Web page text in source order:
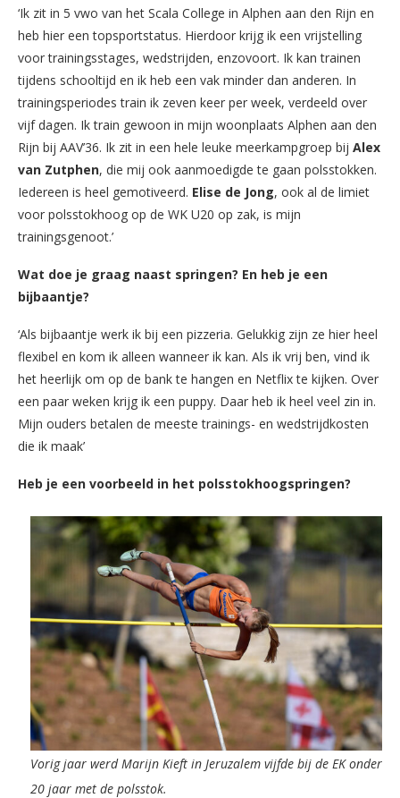
‘Ik zit in 5 vwo van het Scala College in Alphen aan den Rijn en
heb hier een topsportstatus. Hierdoor krijg ik een vrijstelling
voor trainingsstages, wedstrijden, enzovoort. Ik kan trainen
tijdens schooltijd en ik heb een vak minder dan anderen. In
trainingsperiodes train ik zeven keer per week, verdeeld over
vijf dagen. Ik train gewoon in mijn woonplaats Alphen aan den
Rijn bij AAV’36. Ik zit in een hele leuke meerkampgroep bij Alex
van Zutphen, die mij ook aanmoedigde te gaan polsstokken.
Iedereen is heel gemotiveerd. Elise de Jong, ook al de limiet
voor polsstokhoog op de WK U20 op zak, is mijn
trainingsgenoot.’
Wat doe je graag naast springen? En heb je een
bijbaantje?
‘Als bijbaantje werk ik bij een pizzeria. Gelukkig zijn ze hier heel
flexibel en kom ik alleen wanneer ik kan. Als ik vrij ben, vind ik
het heerlijk om op de bank te hangen en Netflix te kijken. Over
een paar weken krijg ik een puppy. Daar heb ik heel veel zin in.
Mijn ouders betalen de meeste trainings- en wedstrijdkosten
die ik maak’
Heb je een voorbeeld in het polsstokhoogspringen?
Vorig jaar werd Marijn Kieft in Jeruzalem vijfde bij de EK onder
20 jaar met de polsstok.